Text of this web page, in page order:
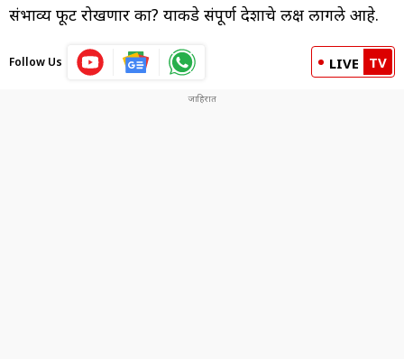
संभाव्य फूट रोखणार का? याकडे संपूर्ण देशाचे लक्ष लागले आहे.
Follow Us LIVE TV